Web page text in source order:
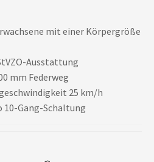
mit einer Körpergröße
Ausstattung
mm Federweg
25 km/h
10-Gang-Schaltung